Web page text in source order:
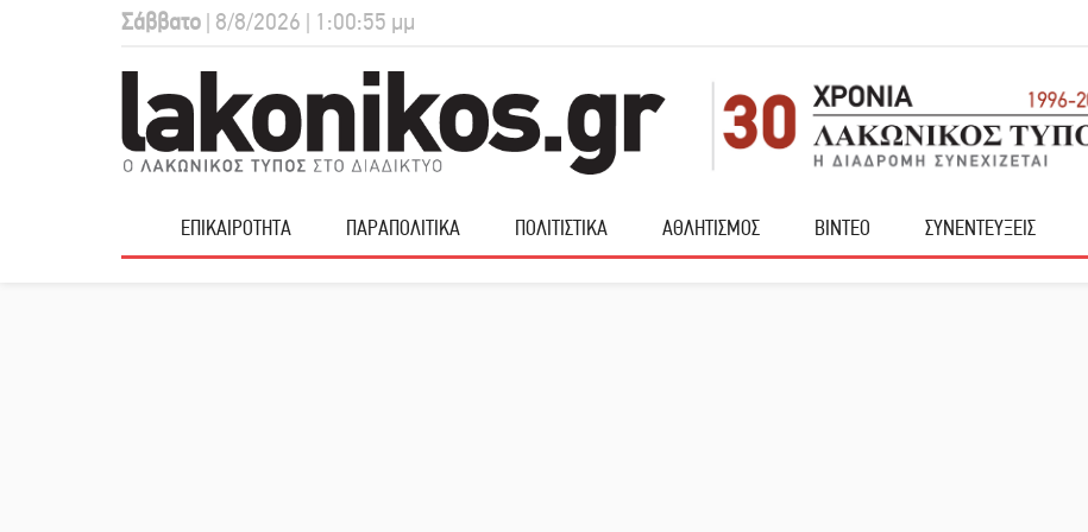
Σάββατο | 8/8/2026 | 1:00:56 μμ
ΕΠΙΚΑΙΡΟΤΗΤΑ ΠΑΡΑΠΟΛΙΤΙΚΑ ΠΟΛΙΤΙΣΤΙΚΑ ΑΘΛΗΤΙΣΜΟΣ ΒΙΝΤΕΟ ΣΥΝΕΝΤΕΥΞΕΙΣ